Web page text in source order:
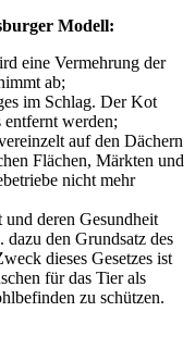
Modell:
eine Vermehrung der
ab;
im Schlag. Der Kot
werden;
auf den Dächern
Flächen, Märkten und
nicht mehr
deren Gesundheit
den Grundsatz des
dieses Gesetzes ist
für das Tier als
zu schützen.